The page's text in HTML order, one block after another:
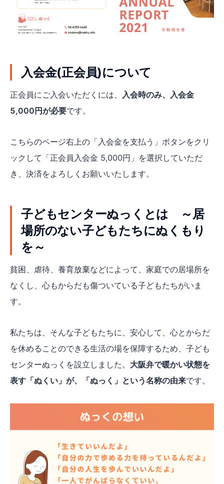
入会金(正会員)について
正会員にご入会いただくには、
入会時のみ、入会金
5,000円が必要です。
こちらのページ右上の「入会金を支払う」ボタンをクリ
ックして「正会員入会金 5,000円」を選択していただ
き、決済をよろしくお願いいたします。
子どもセンターぬっくとは ～居
場所のない子どもたちにぬくもり
を～
貧困、虐待、養育放棄などによって、家庭での居場所を
なくし、心もからだも傷ついている子どもたちがいま
す。
私たちは、そんな子どもたちに、安心して、心とからだ
を休めることのできる生活の場を保障するため、子ども
センターぬっくを設立しました。 大阪弁で暖かい状態を
表す「ぬくい」が、「ぬっく」という名称の由来です。